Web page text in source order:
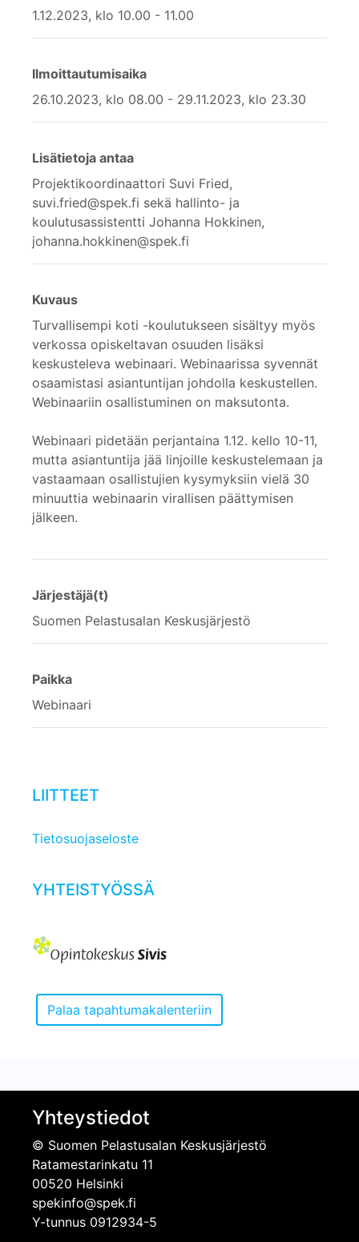
1.12.2023, klo 10.00 - 11.00
Ilmoittautumisaika
26.10.2023, klo 08.00 - 29.11.2023, klo 23.30
Lisätietoja antaa
Projektikoordinaattori Suvi Fried,
suvi.fried@spek.fi sekä hallinto- ja
koulutusassistentti Johanna Hokkinen,
johanna.hokkinen@spek.fi
Kuvaus
Turvallisempi koti -koulutukseen sisältyy myös
verkossa opiskeltavan osuuden lisäksi
keskusteleva webinaari. Webinaarissa syvennät
osaamistasi asiantuntijan johdolla keskustellen.
Webinaariin osallistuminen on maksutonta.
Webinaari pidetään perjantaina 1.12. kello 10-11,
mutta asiantuntija jää linjoille keskustelemaan ja
vastaamaan osallistujien kysymyksiin vielä 30
minuuttia webinaarin virallisen päättymisen
jälkeen.
Järjestäjä(t)
Suomen Pelastusalan Keskusjärjestö
Paikka
Webinaari
LIITTEET
Tietosuojaseloste
YHTEISTYÖSSÄ
Yhteystiedot
© Suomen Pelastusalan Keskusjärjestö
Ratamestarinkatu 11
00520 Helsinki
spekinfo@spek.fi
Y-tunnus 0912934-5